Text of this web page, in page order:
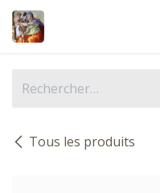
Se rendre au contenu
Tous les produits